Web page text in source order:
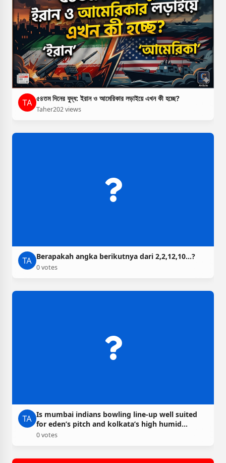
৫৪তম দিনের যুদ্ধ: ইরান ও আমেরিকার লড়াইয়ে এখন কী হচ্ছে?
Taher202 views
Berapakah angka berikutnya dari 2,2,12,10…?
0 votes
Is mumbai indians bowling line-up well suited
for eden’s pitch and kolkata’s high humid
weather?
0 votes